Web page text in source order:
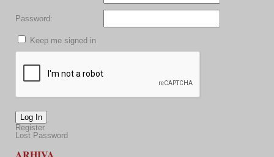
Password:
Keep me signed in
Log In
Register
Lost Password
ARHIVA